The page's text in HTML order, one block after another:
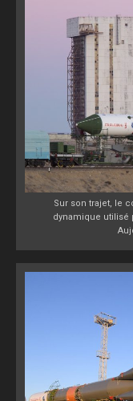
Sur son trajet, le
dynamique utilisé